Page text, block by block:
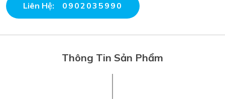
Liên Hệ: 0902035990
Thông Tin Sản Phẩm